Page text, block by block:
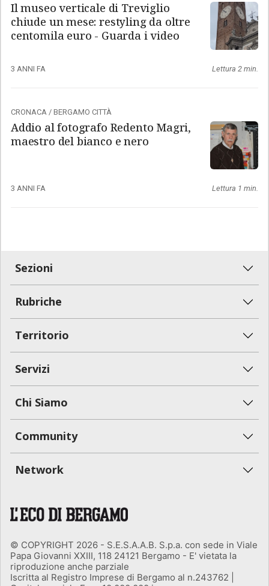
Il museo verticale di Treviglio
chiude un mese: restyling da oltre
centomila euro - Guarda i video
3 ANNI FA Lettura 2 min.
CRONACA / BERGAMO CITTÀ
Addio al fotografo Redento Magri,
maestro del bianco e nero
3 ANNI FA Lettura 1 min.
Sezioni
Rubriche
Territorio
Servizi
Chi Siamo
Community
Network
© COPYRIGHT 2026 - S.E.S.A.A.B. S.p.a. con sede in Viale
Papa Giovanni XXIII, 118 24121 Bergamo - E' vietata la
riproduzione anche parziale
Iscritta al Registro Imprese di Bergamo al n.243762 |